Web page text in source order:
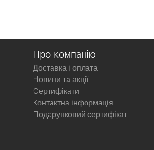
Про компанію
Доставка і оплата
Новини та акції
Сертифікати
Контактна інформація
Подарунковий сертифікат